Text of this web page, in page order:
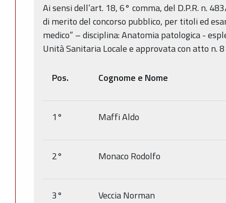
Ai sensi dell’art. 18, 6° comma, del D.P.R. n.
di merito del concorso pubblico, per titoli ed
medico” – disciplina: Anatomia patologica -
Unità Sanitaria Locale e approvata con atto n.
Pos. Cognome e Nome
1° Maffi Aldo
2° Monaco Rodolfo
3° Veccia Norman